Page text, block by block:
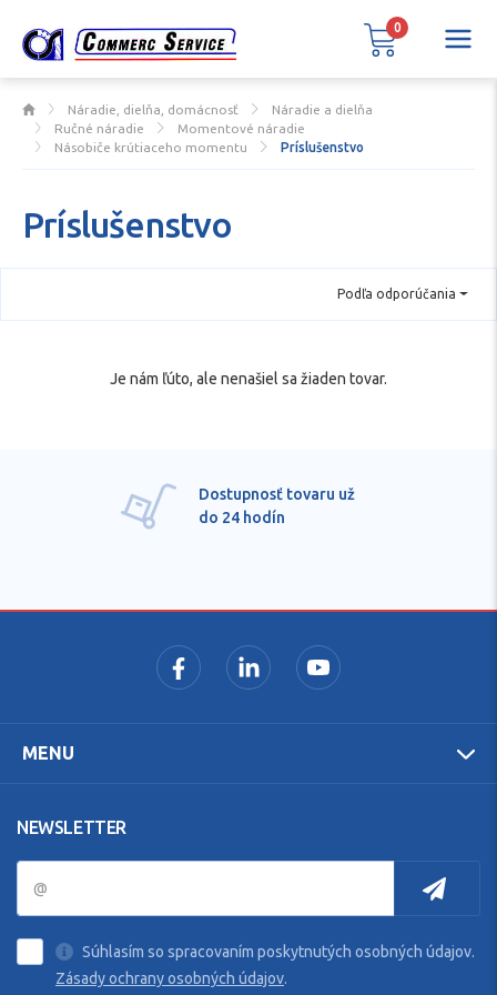
Náradie, dielňa, domácnosť
Náradie a dielňa
Ručné náradie
Momentové náradie
Násobiče krútiaceho momentu
Príslušenstvo
Príslušenstvo
Podľa odporúčania
Je nám ľúto, ale nenašiel sa žiaden tovar.
Dostupnosť tovaru už
do 24 hodín
MENU
NEWSLETTER
Súhlasím so spracovaním poskytnutých osobných údajov.
Zásady ochrany osobných údajov.
0